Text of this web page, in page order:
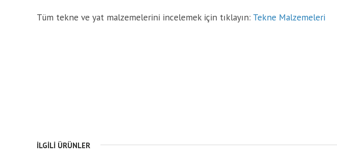
Tüm tekne ve yat malzemelerini incelemek için tıklayın: Tekne Malzemeleri
İLGILI ÜRÜNLER